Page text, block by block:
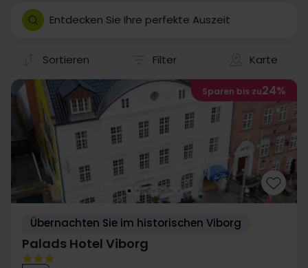
Finden Sie ein günstiges Hotel in Viborg und gehen Sie
auf eine wunderbare Kurzurlaub.
Entdecken Sie Ihre perfekte Auszeit
Sortieren Filter Karte
Sparen bis zu24%
Übernachten Sie im historischen Viborg
Palads Hotel Viborg